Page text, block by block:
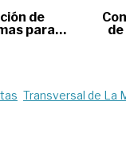
de
para
de
Transversal de La